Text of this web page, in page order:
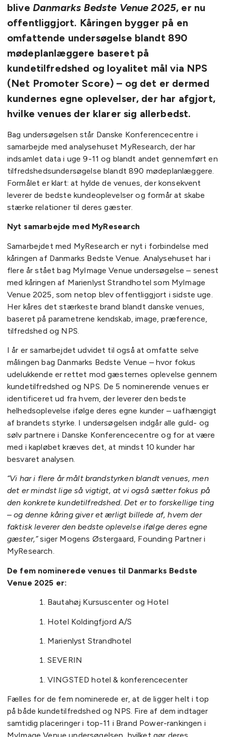
blive Danmarks Bedste Venue 2025, er nu
offentliggjort. Kåringen bygger på en
omfattende undersøgelse blandt 890
mødeplanlæggere baseret på
kundetilfredshed og loyalitet mål via NPS
(Net Promoter Score) – og det er dermed
kundernes egne oplevelser, der har afgjort,
hvilke venues der klarer sig allerbedst.
Bag undersøgelsen står Danske Konferencecentre i
samarbejde med analysehuset MyResearch, der har
indsamlet data i uge 9-11 og blandt andet gennemført en
tilfredshedsundersøgelse blandt 890 mødeplanlæggere.
Formålet er klart: at hylde de venues, der konsekvent
leverer de bedste kundeoplevelser og formår at skabe
stærke relationer til deres gæster.
Nyt samarbejde med MyResearch
Samarbejdet med MyResearch er nyt i forbindelse med
kåringen af Danmarks Bedste Venue. Analysehuset har i
flere år stået bag MyImage Venue undersøgelse – senest
med kåringen af Marienlyst Strandhotel som MyImage
Venue 2025, som netop blev offentliggjort i sidste uge.
Her kåres det stærkeste brand blandt danske venues,
baseret på parametrene kendskab, image, præference,
tilfredshed og NPS.
I år er samarbejdet udvidet til også at omfatte selve
målingen bag Danmarks Bedste Venue – hvor fokus
udelukkende er rettet mod gæsternes oplevelse gennem
kundetilfredshed og NPS. De 5 nominerende venues er
identificeret ud fra hvem, der leverer den bedste
helhedsoplevelse ifølge deres egne kunder – uafhængigt
af brandets styrke. I undersøgelsen indgår alle guld- og
sølv partnere i Danske Konferencecentre og for at være
med i kapløbet kræves det, at mindst 10 kunder har
besvaret analysen.
“Vi har i flere år målt brandstyrken blandt venues, men
det er mindst lige så vigtigt, at vi også sætter fokus på
den konkrete kundetilfredshed. Det er to forskellige ting
– og denne kåring giver et ærligt billede af, hvem der
faktisk leverer den bedste oplevelse ifølge deres egne
gæster,”siger Mogens Østergaard, Founding Partner i
MyResearch.
De fem nominerede venues til Danmarks Bedste
Venue 2025 er:
Bautahøj Kursuscenter og Hotel
Hotel Koldingfjord A/S
Marienlyst Strandhotel
SEVERIN
VINGSTED hotel & konferencecenter
Fælles for de fem nominerede er, at de ligger helt i top
på både kundetilfredshed og NPS. Fire af dem indtager
samtidig placeringer i top-11 i Brand Power-rankingen i